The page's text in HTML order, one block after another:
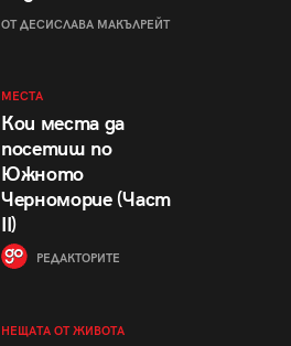
ОТ ДЕСИСЛАВА МАКЪЛРЕЙТ
МЕСТА
Кои места да
посетиш по
Южното
Черноморие (Част
II)
РЕДАКТОРИТЕ
НЕЩАТА ОТ ЖИВОТА